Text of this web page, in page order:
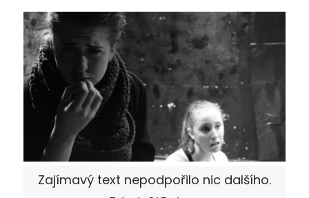
Zajímavý text nepodpořilo nic dalšího.